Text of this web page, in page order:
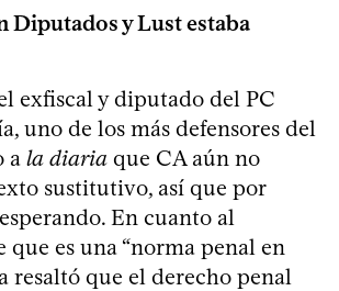
Diputados y Lust estaba
exfiscal y diputado del PC
uno de los más defensores del
a la diaria que CA aún no
sustitutivo, así que por
En cuanto al
que es una “norma penal en
resaltó que el derecho penal